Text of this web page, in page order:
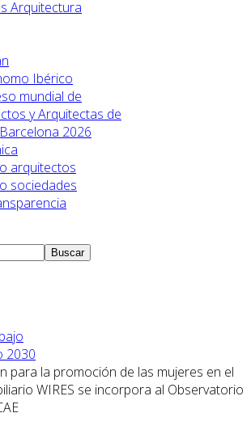
Arquitectura
Ibérico
mundial de
y Arquitectas de
2026
arquitectos
sociedades
Buscar
2030
para la promoción de las mujeres en el
WIRES se incorpora al Observatorio